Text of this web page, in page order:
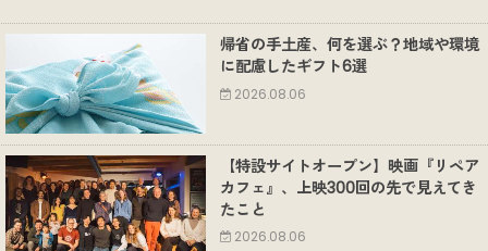
帰省の手土産、何を選ぶ？地域や環境
に配慮したギフト6選
2026.08.06
【特設サイトオープン】映画『リペア
カフェ』、上映300回の先で見えてき
たこと
2026.08.06